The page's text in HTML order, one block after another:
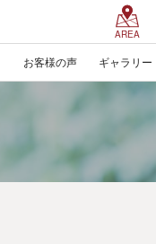
AREA
お客様の声 ギャラリー